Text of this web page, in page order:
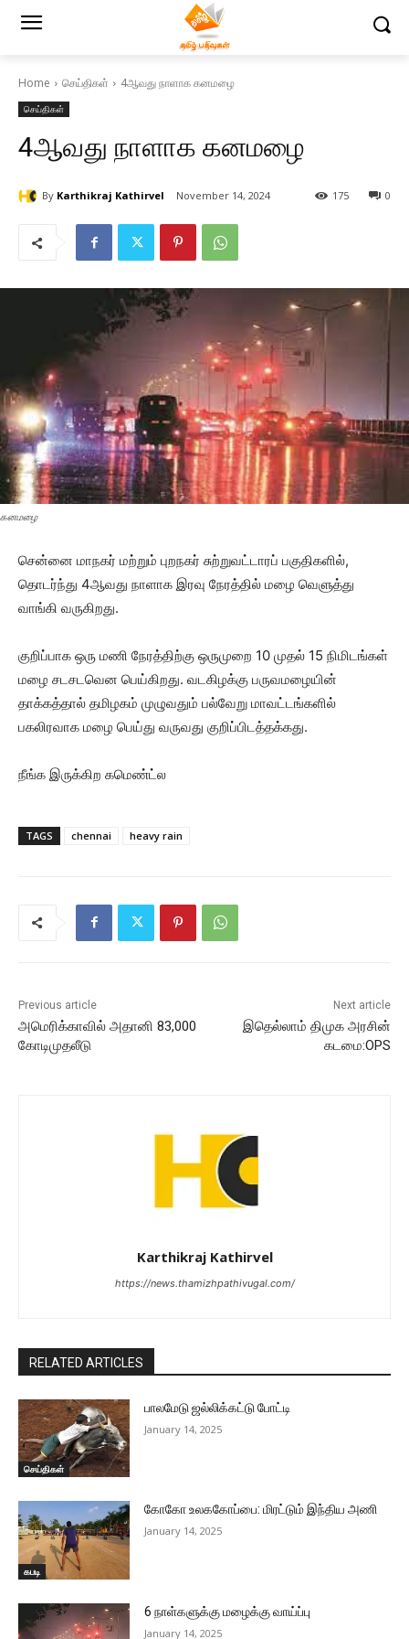
Home செய்திகள் 4ஆவது நாளாக கனமழை
செய்திகள்
4ஆவது நாளாக கனமழை
By Karthikraj Kathirvel November 14, 2024 0
175
கனமழை
சென்னை மாநகர் மற்றும் புறநகர் சுற்றுவட்டாரப் பகுதிகளில்,
தொடர்ந்து 4ஆவது நாளாக இரவு நேரத்தில் மழை வெளுத்து
வாங்கி வருகிறது.
குறிப்பாக ஒரு மணி நேரத்திற்கு ஒருமுறை 10 முதல் 15 நிமிடங்கள்
மழை சடசடவென பெய்கிறது. வடகிழக்கு பருவமழையின்
தாக்கத்தால் தமிழகம் முழுவதும் பல்வேறு மாவட்டங்களில்
பகலிரவாக மழை பெய்து வருவது குறிப்பிடத்தக்கது.
நீங்க இருக்கிற கமெண்ட்ல
TAGS chennai heavy rain
Previous article
அமெரிக்காவில் அதானி 83,000
கோடிமுதலீடு
Next article
இதெல்லாம் திமுக அரசின்
கடமை:OPS
Karthikraj Kathirvel
https://news.thamizhpathivugal.com/
RELATED ARTICLES
செய்திகள்
பாலமேடு ஜல்லிக்கட்டு போட்டி
January 14, 2025
கபடி
கோகோ உலககோப்பை: மிரட்டும் இந்திய அணி
January 14, 2025
6 நாள்களுக்கு மழைக்கு வாய்ப்பு
January 14, 2025